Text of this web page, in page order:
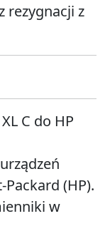
rezygnacji z
C do HP
(HP).
w